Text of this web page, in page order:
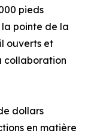
pieds
pointe de la
ouverts et
collaboration
dollars
en matière